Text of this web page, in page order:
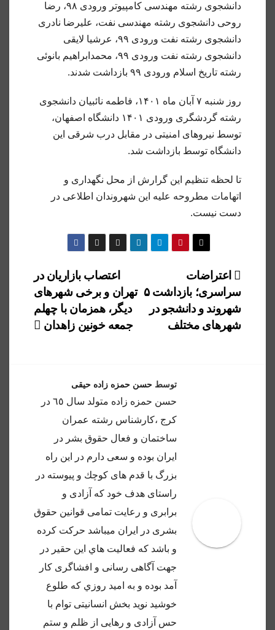
دانشجوی رشته مهندسی کامپیوتر ورودی ۹۸، رضا
روحی دانشجوی رشته مهندسی نفت، علیرضا نادری
دانشجوی رشته نفت ورودی ۹۹، عرشیا لایقی
دانشجوی رشته نفت ورودی ۹۹، محمدابراهیم بانوئی
رشته تاریخ اسلام ورودی ۹۹ بازداشت شدند.
روز شنبه ۷ آبان ماه ۱۴۰۱، فاطمه نائبیان دانشجوی
رشته گردشگری ورودی ۱۴٠۱ دانشگاه اصفهان،
توسط نیروهای امنیتی در مقابل درب شرقی این
دانشگاه توسط بازداشت شد.
تا لحظه تنظیم این گرارش از محل نگهداری و
اتهامات مطروحه علیه این شهروندان اطلاعی در
دست نیست.
راهبری
نوشته
اعتصاب‌ بازاریان در
تهران و برخی شهرهای
دیگر، همزمان با چهلم
جمعه خونین زاهدان
اعتراضات
سراسری؛ بازداشت ۵
شهروند و دانشجو در
شهرهای مختلف
توسط حسن حمزه زاده حیقی
حسن حمزه زاده متولد سال ٦٥ در
كرج ،كارشناس رشته عمران
ساختمان و فعال حقوق بشر در
ايران بوده و سعى دارم در اين راه
بزرگ با قدم هاى كوچك و پيوسته در
راستاى هدف خود كه آزادى و
برابرى و رعايت تمامى قوانين حقوق
بشرى در ايران ميباشد حركت كرده
و باشد كه فعاليت هاي اين حقير در
جهت آگاهى رسانى و افشاگرى كار
آمد بوده و به اميد روزي كه طلوع
خوشيد نويد بخش انسانيتى توام با
حس آزادى و رهايى از ظلم و ستم